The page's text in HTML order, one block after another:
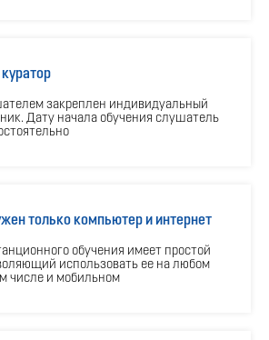
Бесплатная консультация
закреплен индивидуальный
Дату начала обучения слушатель
только компьютер и интернет
обучения имеет простой
использовать ее на любом
числе и мобильном